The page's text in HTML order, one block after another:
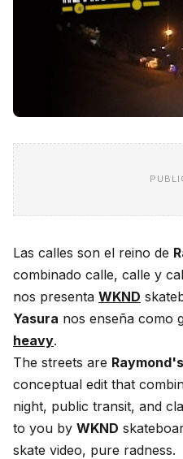
Las calles son el reino de
combinado calle, calle y
nos presenta WKND
Yasura nos enseña como
heavy.
The streets are Raymond's
conceptual edit that
night, public transit, and
to you by WKND
skate video, pure radness.